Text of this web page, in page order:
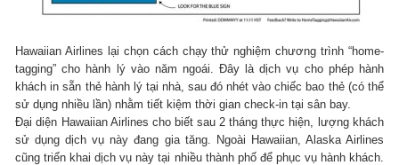
Hawaiian Airlines lại chọn cách chạy thử nghiệm chương trình “home-
tagging” cho hành lý vào năm ngoái. Đây là dịch vụ cho phép hành
khách in sẵn thẻ hành lý tại nhà, sau đó nhét vào chiếc bao thẻ (có thể
sử dụng nhiều lần) nhằm tiết kiệm thời gian check-in tại sân bay.
Đại diện Hawaiian Airlines cho biết sau 2 tháng thực hiện, lượng khách
sử dụng dịch vụ này đang gia tăng. Ngoài Hawaiian, Alaska Airlines
cũng triển khai dịch vụ này tại nhiều thành phố để phục vụ hành khách.